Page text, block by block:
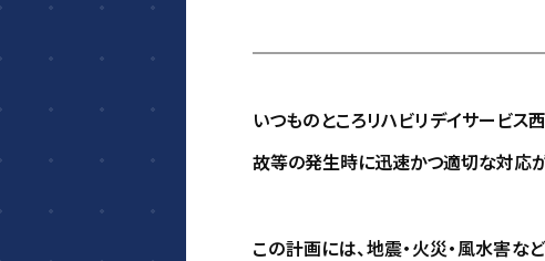
いつものところリハビリデイサービス
故等の発生時に迅速かつ適切な対応が
この計画には、地震・火災・風水害